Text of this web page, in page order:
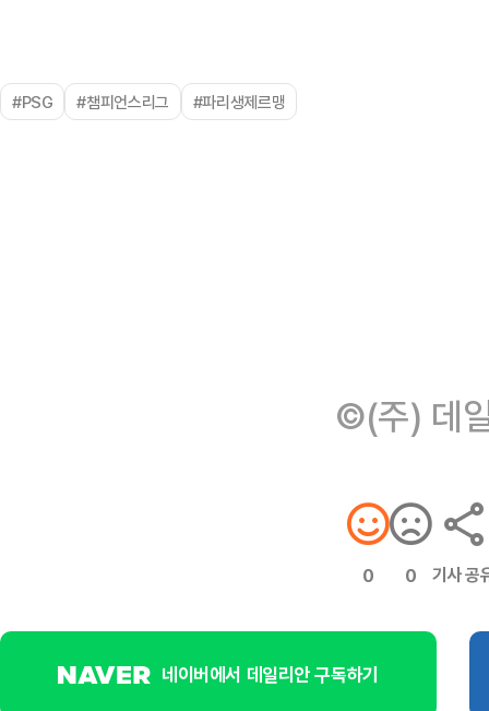
#PSG #챔피언스리그 #파리생제르맹
©(주) 데
0 0 기사 공
네이버에서 데일리안 구독하기